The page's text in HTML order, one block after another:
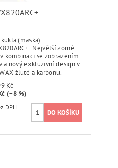
(maska)
Největší zorné
kombinaci se zobrazením
a nový exkluzivní design v
žluté a karbonu.
Kč
(–8 %)
Kč bez DPH